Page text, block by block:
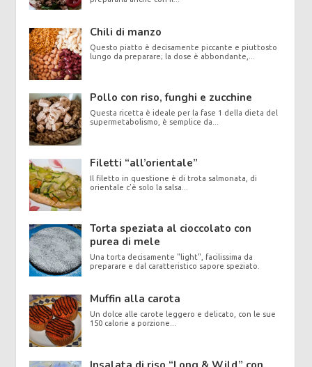
Chili di manzo
Questo piatto è decisamente piccante e piuttosto
lungo da preparare; la dose è abbondante,...
Pollo con riso, funghi e zucchine
Questa ricetta è ideale per la fase 1 della dieta del
supermetabolismo, è semplice da...
Filetti “all’orientale”
Il filetto in questione è di trota salmonata, di
orientale c’è solo la salsa...
Torta speziata al cioccolato con
purea di mele
Una torta decisamente "light", facilissima da
preparare e dal caratteristico sapore speziato.
Muffin alla carota
Un dolce alle carote leggero e delicato, con le sue
150 calorie a porzione...